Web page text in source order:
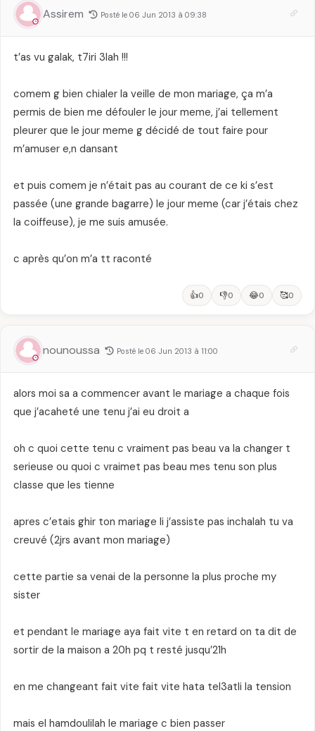
Assirem Posté le 06 Jun 2013 à 09:38
t’as vu galak, t7iri 3lah !!!
comem g bien chialer la veille de mon mariage, ça m’a
permis de bien me défouler le jour meme, j’ai tellement
pleurer que le jour meme g décidé de tout faire pour
m’amuser e,n dansant
et puis comem je n’était pas au courant de ce ki s’est
passée (une grande bagarre) le jour meme (car j’étais chez
la coiffeuse), je me suis amusée.
c après qu’on m’a tt raconté
👍0 👎0 😂0 🥰0
nounoussa Posté le 06 Jun 2013 à 11:00
alors moi sa a commencer avant le mariage a chaque fois
que j’acaheté une tenu j’ai eu droit a
oh c quoi cette tenu c vraiment pas beau va la changer t
serieuse ou quoi c vraimet pas beau mes tenu son plus
classe que les tienne
apres c’etais ghir ton mariage li j’assiste pas inchalah tu va
creuvé (2jrs avant mon mariage)
cette partie sa venai de la personne la plus proche my
sister
et pendant le mariage aya fait vite t en retard on ta dit de
sortir de la maison a 20h pq t resté jusqu’21h
en me changeant fait vite fait vite hata tel3atli la tension
mais el hamdoulilah le mariage c bien passer